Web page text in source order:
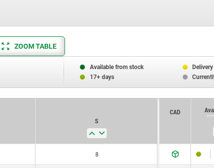
ZOOM TABLE
Available from stock
17+ days
S
CAD
8